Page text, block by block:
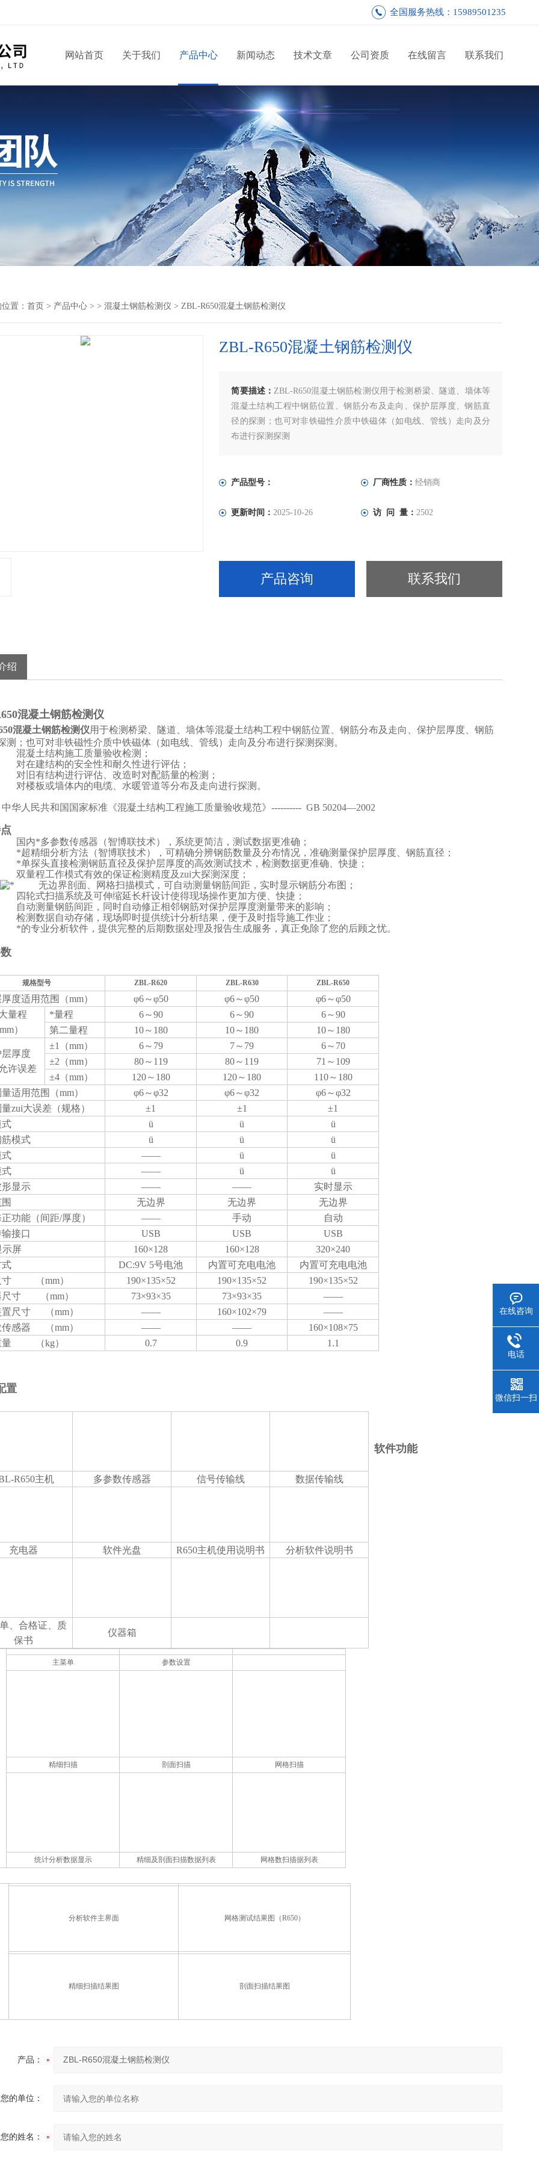
全国服务热线：15989501235
网站首页 关于我们 产品中心 新闻动态 技术文章 公司资质 在线留言 联系我们
置： 首页 > 产品中心 > > 混凝土钢筋检测仪 > ZBL-R650混凝土钢筋检测仪
ZBL-R650混凝土钢筋检测仪
简要描述：ZBL-R650混凝土钢筋检测仪用于检测桥梁、隧道、墙体等
混凝土结构工程中钢筋位置、钢筋分布及走向、保护层厚度、钢筋直
径的探测；也可对非铁磁性介质中铁磁体（如电线、管线）走向及分
布进行探测探测
产品型号： 厂商性质： 经销商
更新时间：2025-10-26 访 问 量： 2502
产品咨询 联系我们
绍
混凝土钢筋检测仪
混凝土钢筋检测仪用于检测桥梁、隧道、墙体等混凝土结构工程中钢筋位置、钢筋分布及走向、保护层厚度、钢筋
测；也可对非铁磁性介质中铁磁体（如电线、管线）走向及分布进行探测探测。
混凝土结构施工质量验收检测；
对在建结构的安全性和耐久性进行评估；
对旧有结构进行评估、改造时对配筋量的检测；
对楼板或墙体内的电缆、水暖管道等分布及走向进行探测。
中华人民共和国国家标准《混凝土结构工程施工质量验收规范》 ---------- GB 50204—2002
国内*多参数传感器 （智博联技术）
，系统更简洁，测试数据更准确；
*超精细分析方法（智博联技术），可精确分辨钢筋数量及分布情况，准确测量保护层厚度、钢筋直径；
*单探头直接检测钢筋直径及保护层厚度的高效测试技术，检测数据更准确、快捷；
双量程工作模式有效的保证检测精度及zui大探测深度；
无边界剖面、网格扫描模式，可自动测量钢筋间距，实时显示钢筋分布图；
四轮式扫描系统及可伸缩延长杆设计使得现场操作更加方便、快捷；
自动测量钢筋间距，同时自动修正相邻钢筋对保护层厚度测量带来的影响；
检测数据自动存储，现场即时提供统计分析结果，便于及时指导施工作业；
*的专业分析软件，提供完整的后期数据处理及报告生成服务，真正免除了您的后顾之忧。
规格型号 ZBL-R620 ZBL-R630 ZBL-R650
度适用范围（mm） φ6～φ50 φ6～φ50 φ6～φ50
量程
mm）
*量程 6～90 6～90 6～90
第二量程
10～ 180 10～ 180 10～ 180
厚度
许误差
±1 （mm） 6～ 79 7～ 79 6～ 70
±2 （mm） 80～ 119 80～ 119 71 ～ 109
±4 （mm） 120～ 180 120～ 180 110～ 180
量适用范围（mm） φ6～φ32 φ6～φ32 φ6～φ32
zui大误差（规格）
±1 ±1 ±1
式
ü ü
ü
模式
ü ü
ü
式
—— ü
ü
式
—— ü
ü
显示
—— ——
实时显示
无边界 无边界
无边界
功能（间距/厚度） —— 手动
自动
接口
USB USB
USB
示屏 160×128 160×128 320×240
式
DC:9V 5号电池 内置可充电电池
内置可充电电池
寸
（mm） 190×135×52 190×135×52 190×135×52
寸
（mm） 73×93×35 73×93×35
——
尺寸
（mm） —— 160×102×79
——
感器
（mm） —— —— 160×108×75
量
（kg） 0.7 0.9 1.1
置
R650主机 多参数传感器 信号传输线 数据传输线
充电器 软件光盘 R650主机使用说明书 分析软件说明书
、合格证、质
保书
仪器箱
软件功能
主菜单 参数设置
精细扫描 剖面扫描 网格扫描
统计分析数据显示 精细及剖面扫描数据列表 网格数扫描据列表
分析软件主界面 网格测试结果图（R650）
精细扫描结果图 剖面扫描结果图
产品：
您的单位：
您的姓名：
在线咨询
电话
微信扫一扫